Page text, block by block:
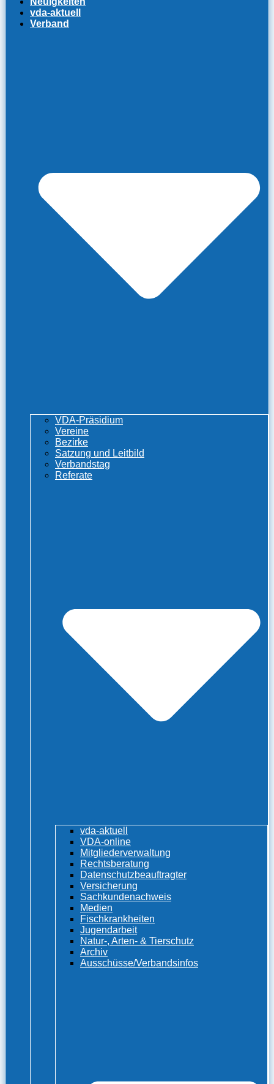
vda-aktuell
Verband
VDA-Präsidium
Vereine
Bezirke
Satzung und Leitbild
Verbandstag
Referate
vda-aktuell
VDA-online
Mitgliederverwaltung
Rechtsberatung
Datenschutzbeauftragter
Versicherung
Sachkundenachweis
Medien
Fischkrankheiten
Jugendarbeit
Natur-, Arten- & Tierschutz
Archiv
Ausschüsse/Verbandsinfos